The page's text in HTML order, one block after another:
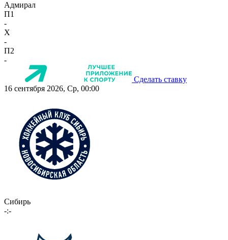
Адмирал
П1
-
X
-
П2
-
Сделать ставку
16 сентября 2026, Ср, 00:00
Сибирь
-:-